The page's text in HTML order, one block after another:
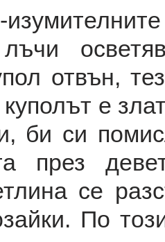
отвън,
е
би си
през
се
По